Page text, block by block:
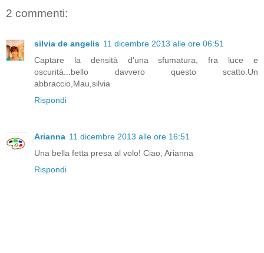
2 commenti:
silvia de angelis 11 dicembre 2013 alle ore 06:51
Captare la densità d'una sfumatura, fra luce e
oscurità...bello davvero questo scatto.Un
abbraccio,Mau,silvia
Rispondi
Arianna 11 dicembre 2013 alle ore 16:51
Una bella fetta presa al volo! Ciao, Arianna
Rispondi